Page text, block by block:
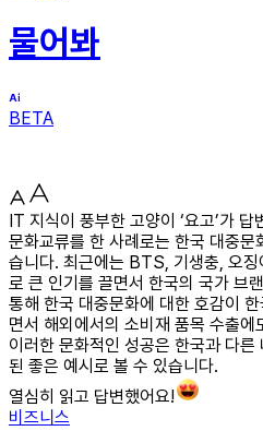
물어봐
BETA
IT 지식이 풍부한 고양이 ‘요고’가
문화교류를 한 사례로는 한국 대중
습니다. 최근에는 BTS, 기생충, 오
로 큰 인기를 끌면서 한국의 국가 브
통해 한국 대중문화에 대한 호감이
면서 해외에서의 소비재 품목 수출
이러한 문화적인 성공은 한국과 다
된 좋은 예시로 볼 수 있습니다.
열심히 읽고 답변했어요!
비즈니스